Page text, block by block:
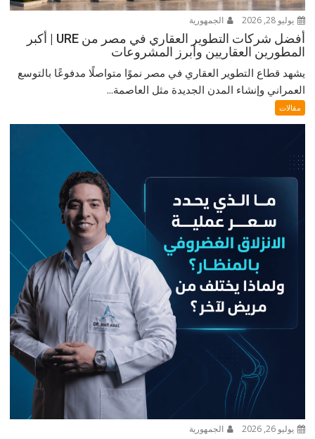
يوليو 28, 2026 الجمهورية
أفضل شركات التطوير العقاري في مصر من URE | أكبر
المطورين العقاريين وأبرز المشروعات
يشهد قطاع التطوير العقاري في مصر نموًا متواصلًا مدفوعًا بالتوسع
العمراني وإنشاء المدن الجديدة مثل العاصمة...
مقالات
يوليو 26, 2026 الجمهورية